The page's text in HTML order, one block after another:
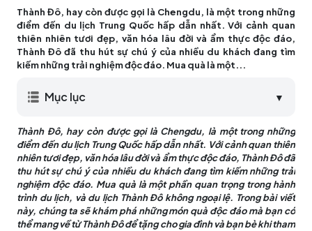
Thành Đô, hay còn được gọi là Chengdu, là một trong những
điểm đến du lịch Trung Quốc hấp dẫn nhất. Với cảnh quan
thiên nhiên tươi đẹp, văn hóa lâu đời và ẩm thực độc đáo,
Thành Đô đã thu hút sự chú ý của nhiều du khách đang tìm
kiếm những trải nghiệm độc đáo. Mua quà là một...
Mục lục ▼
Thành Đô, hay còn được gọi là Chengdu, là một trong những
điểm đến du lịch Trung Quốc hấp dẫn nhất. Với cảnh quan thiên
nhiên tươi đẹp, văn hóa lâu đời và ẩm thực độc đáo, Thành Đô đã
thu hút sự chú ý của nhiều du khách đang tìm kiếm những trải
nghiệm độc đáo. Mua quà là một phần quan trọng trong hành
trình du lịch, và du lịch Thành Đô không ngoại lệ. Trong bài viết
này, chúng ta sẽ khám phá những món quà độc đáo mà bạn có
thể mang về từ Thành Đô để tặng cho gia đình và bạn bè khi tham